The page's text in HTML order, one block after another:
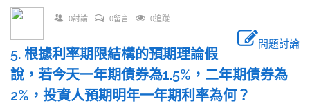
0討論 0留言 0追蹤
問題討論
5. 根據利率期限結構的預期理論假
說，若今天一年期債券為1.5%，二年期債券為
2%，投資人預期明年一年期利率為何？